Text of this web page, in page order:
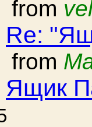
from
Re:
from
Ящик